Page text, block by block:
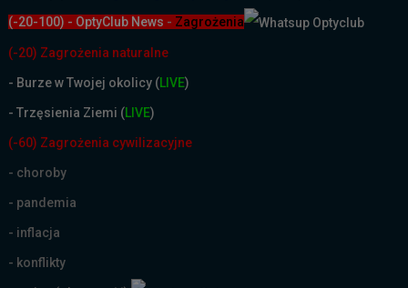
(-20-100) - OptyClub News - Zagrożenia
(-20) Zagrożenia naturalne
- Burze w Twojej okolicy (LIVE)
- Trzęsienia Ziemi (LIVE)
(-60) Zagrożenia cywilizacyjne
- choroby
- pandemia
- inflacja
- konflikty